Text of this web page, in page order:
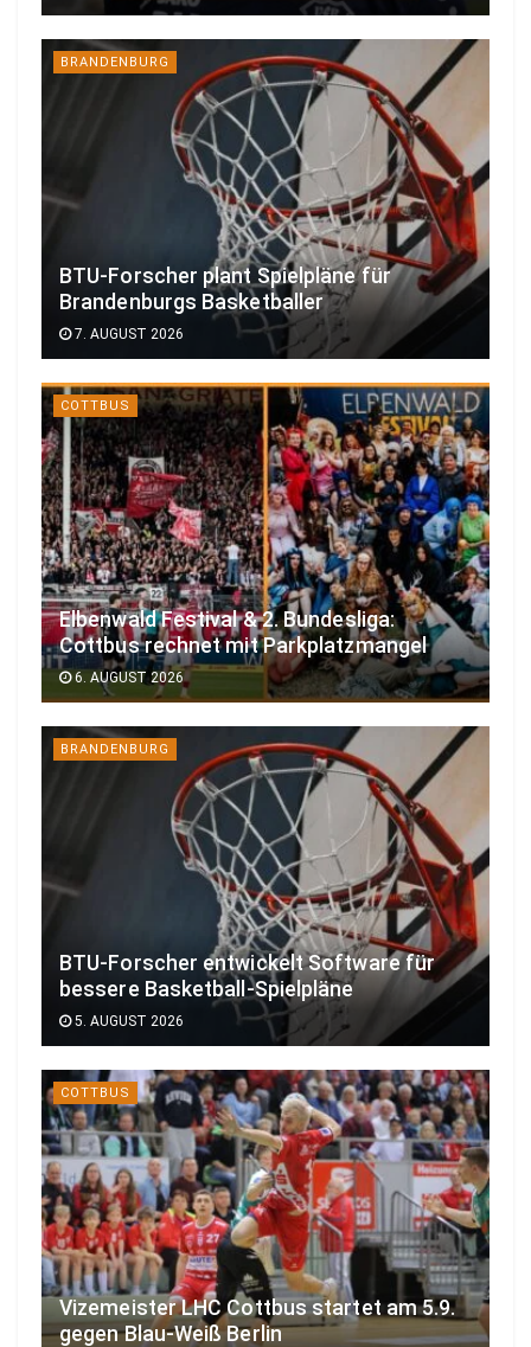
BRANDENBURG
BTU-Forscher plant Spielpläne für
Brandenburgs Basketballer
7. AUGUST 2026
COTTBUS
Elbenwald Festival & 2. Bundesliga:
Cottbus rechnet mit Parkplatzmangel
6. AUGUST 2026
BRANDENBURG
BTU-Forscher entwickelt Software für
bessere Basketball-Spielpläne
5. AUGUST 2026
COTTBUS
Vizemeister LHC Cottbus startet am 5.9.
gegen Blau-Weiß Berlin